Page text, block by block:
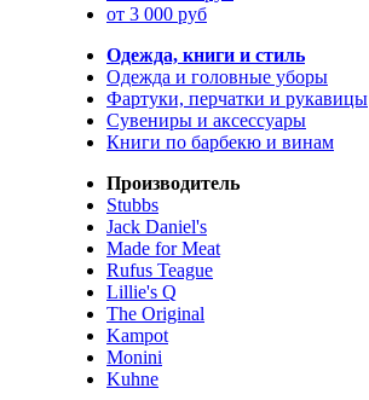
от 3 000 руб
Одежда, книги и стиль
Одежда и головные уборы
Фартуки, перчатки и рукавицы
Сувениры и аксессуары
Книги по барбекю и винам
Производитель
Stubbs
Jack Daniel's
Made for Meat
Rufus Teague
Lillie's Q
The Original
Kampot
Monini
Kuhne